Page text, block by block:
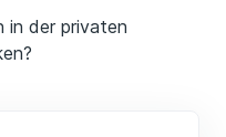
in der privaten